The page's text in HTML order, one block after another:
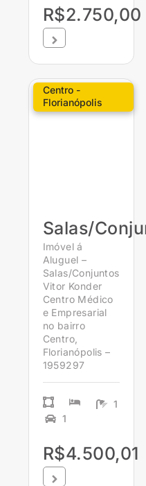
R$2.750,00
Centro -
Florianópolis
Salas/
Imóvel á
Aluguel –
Salas/Conjuntos
Vitor Konder
Centro Médico
e Empresarial
no bairro
Centro,
Florianópolis –
1959297
1
1
R$4.500,01